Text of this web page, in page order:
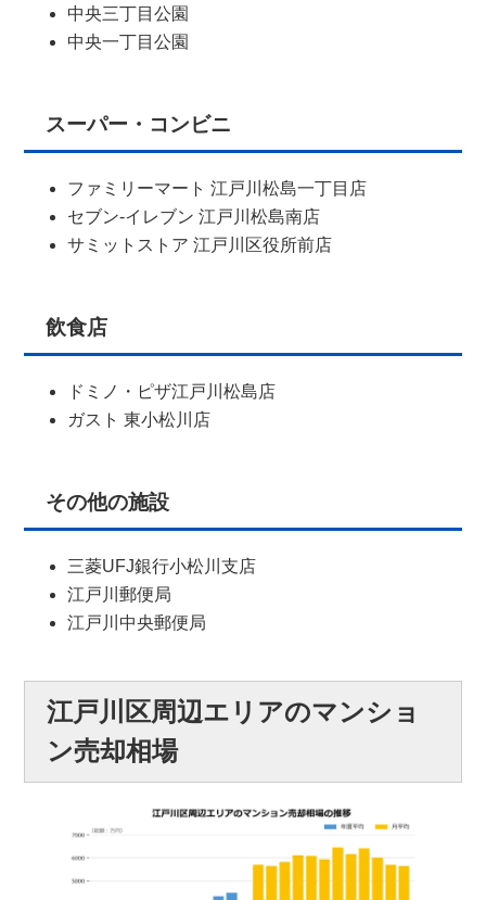
中央三丁目公園
中央一丁目公園
スーパー・コンビニ
ファミリーマート 江戸川松島一丁目店
セブン-イレブン 江戸川松島南店
サミットストア 江戸川区役所前店
飲食店
ドミノ・ピザ江戸川松島店
ガスト 東小松川店
その他の施設
三菱UFJ銀行小松川支店
江戸川郵便局
江戸川中央郵便局
江戸川区周辺エリアのマンショ
ン売却相場